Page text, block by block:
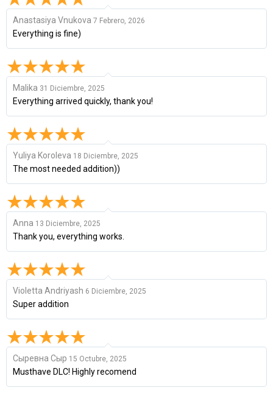
Anastasiya Vnukova 7 Febrero, 2026
Everything is fine)
Malika 31 Diciembre, 2025
Everything arrived quickly, thank you!
Yuliya Koroleva 18 Diciembre, 2025
The most needed addition))
Anna 13 Diciembre, 2025
Thank you, everything works.
Violetta Andriyash 6 Diciembre, 2025
Super addition
Сыревна Сыр 15 Octubre, 2025
Musthave DLC! Highly recomend